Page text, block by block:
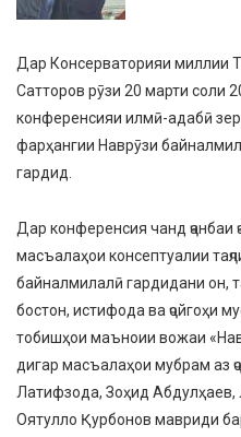
Дар Консерваторияи миллии
Сатторов рӯзи 20 марти соли
конференсияи илмӣ-адабӣ
фарҳангии Наврӯзи
гардид.
Дар конференсия чанд ҷанбаи
масъалаҳои консептуалии
байналмилалӣ гардидани он,
бостон, истифода ва ҷойгоҳи
тобишҳои маъноии вожаи
дигар масъалаҳои мубрам аз
Латифзода, Зоҳид
Оятулло Қурбонов мавриди